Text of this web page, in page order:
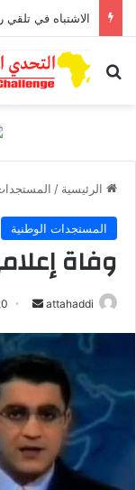
بحث عن
الرئيسية /
المستجدات الوطنية
وفاة
attahaddi
ب
ر
ي
د
ا
20